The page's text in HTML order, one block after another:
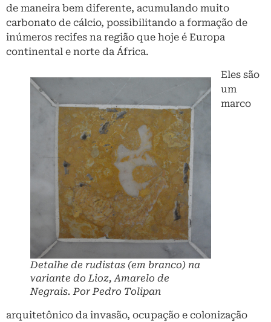
de maneira bem diferente, acumulando muito
carbonato de cálcio, possibilitando a formação de
inúmeros recifes na região que hoje é Europa
continental e norte da África.
Detalhe de rudistas (em branco) na
variante do Lioz, Amarelo de
Negrais. Por Pedro Tolipan
Eles são
um
marco
arquitetônico da invasão, ocupação e colonização